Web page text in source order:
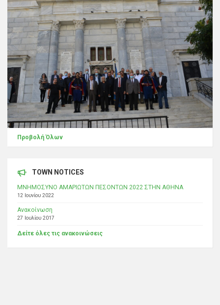
Προβολή Όλων
TOWN NOTICES
ΜΝΗΜΟΣΥΝΟ ΑΜΑΡΙΩΤΩΝ ΠΕΣΟΝΤΩΝ 2022 ΣΤΗΝ ΑΘΗΝΑ
12 Ιουνίου 2022
Ανακοίνωση
27 Ιουλίου 2017
Δείτε όλες τις ανακοινώσεις